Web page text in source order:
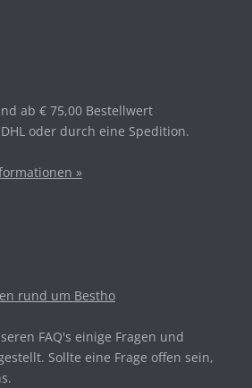
ab € 75,00 Bestellwert
oder durch eine Spedition.
»
FAQ's einige Fragen und
Sollte eine Frage offen sein,